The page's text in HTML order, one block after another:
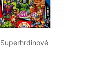
Superhrdinové